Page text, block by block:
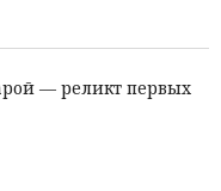
— реликт первых